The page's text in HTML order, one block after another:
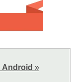
Android »